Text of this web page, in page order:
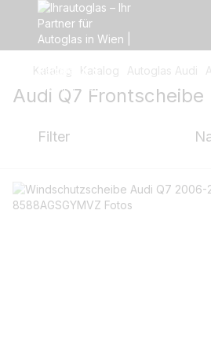
Katalog Katalog Autoglas Audi
Audi Q7 Frontscheibe
Filter